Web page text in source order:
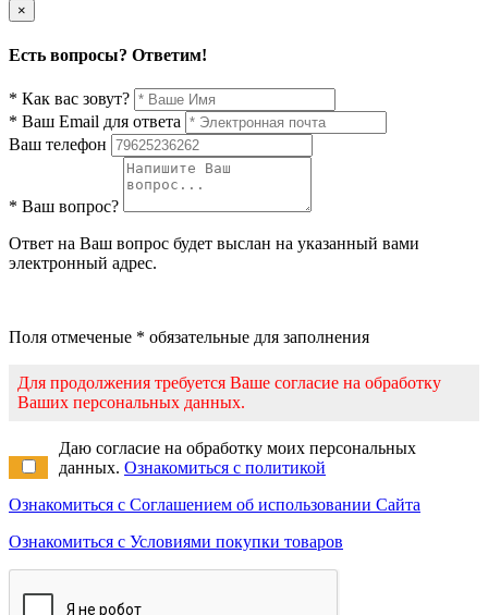
×
Есть вопросы? Ответим!
* Как вас зовут?
* Ваш Email для ответа
Ваш телефон
* Ваш вопрос?
Ответ на Ваш вопрос будет выслан на указанный вами
электронный адрес.
Поля отмеченые * обязательные для заполнения
Для продолжения требуется Ваше согласие на обработку
Ваших персональных данных.
Даю согласие на обработку моих персональных
данных. Ознакомиться с политикой
Ознакомиться с Соглашением об использовании Сайта
Ознакомиться с Условиями покупки товаров